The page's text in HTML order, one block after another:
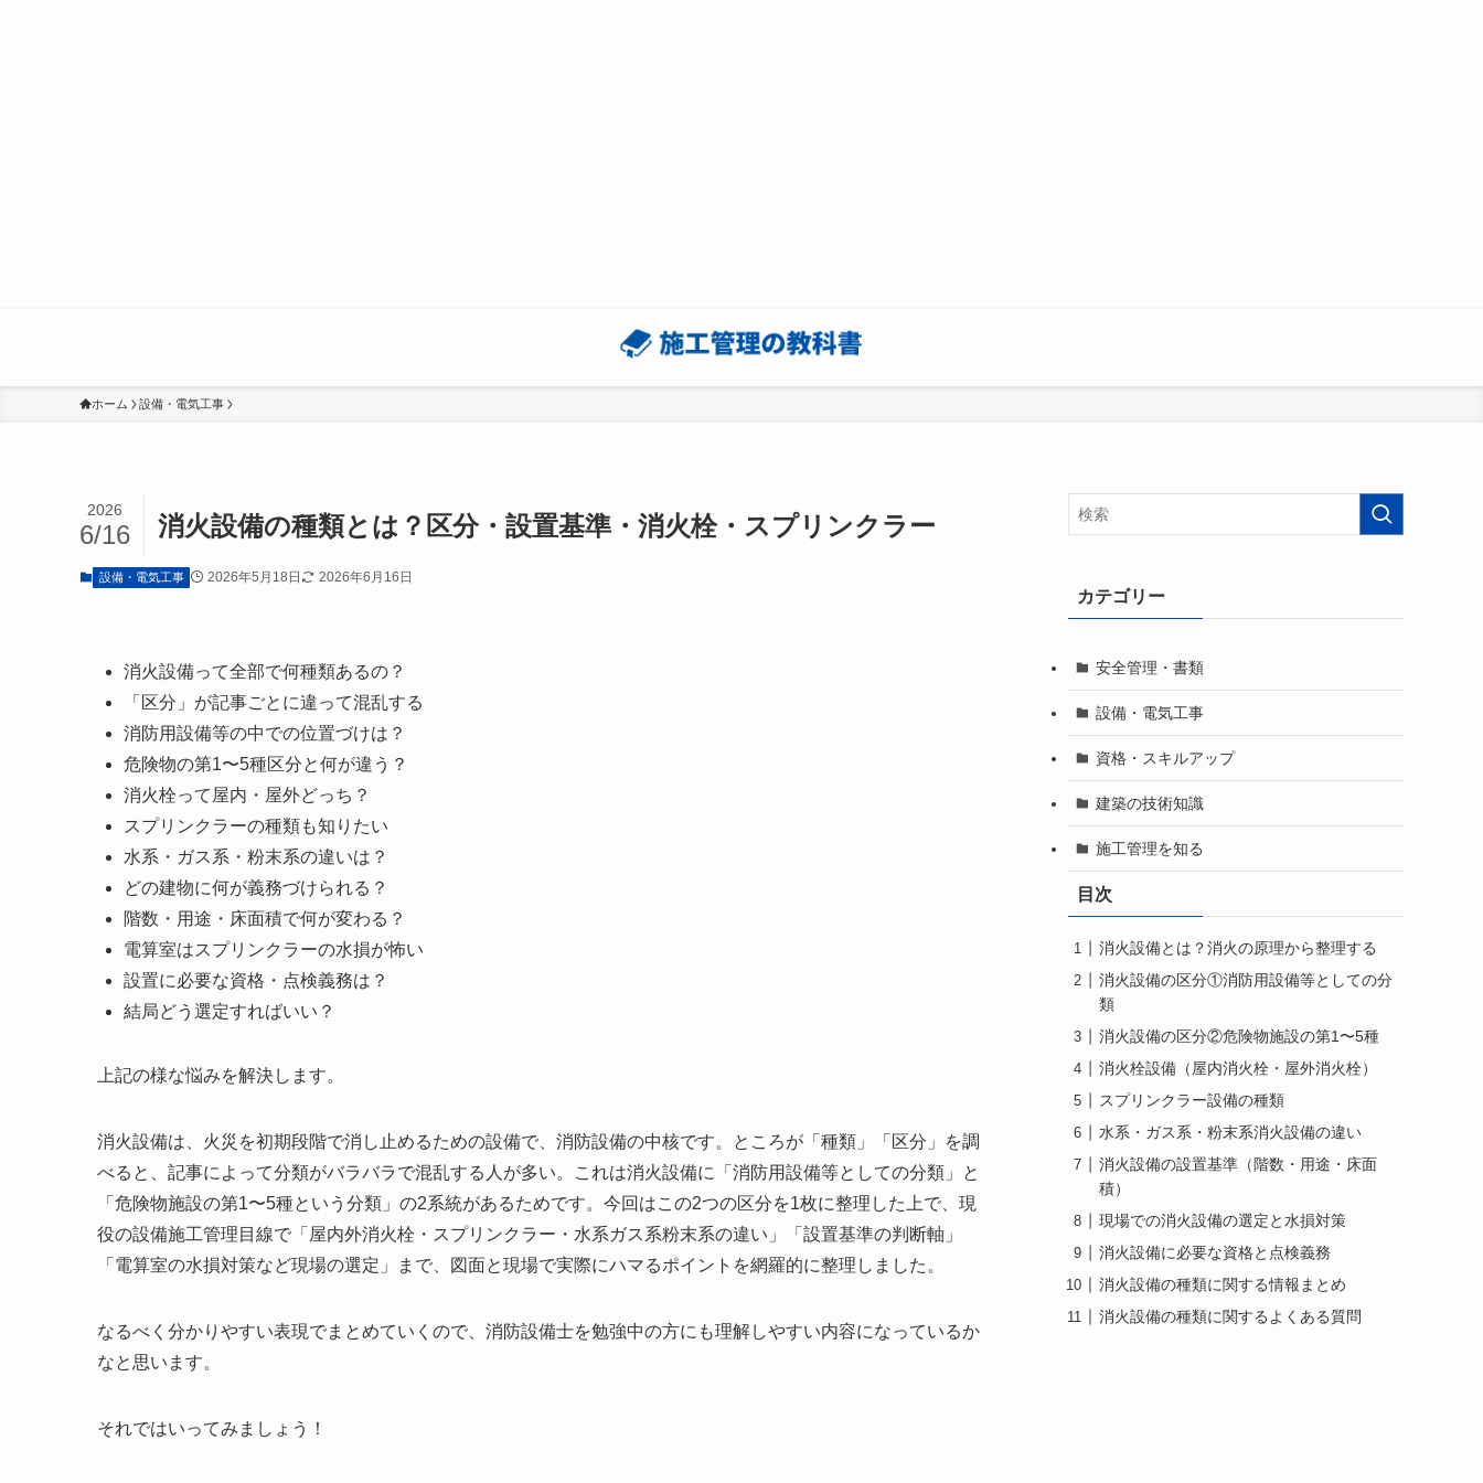
ホーム 設備・電気工事
消火設備の種類とは？区分・設置基準・消火栓・スプリンクラー
2026
6/16
設備・電気工事 2026年5月18日 2026年6月16日
消火設備って全部で何種類あるの？
「区分」が記事ごとに違って混乱する
消防用設備等の中での位置づけは？
危険物の第1〜5種区分と何が違う？
消火栓って屋内・屋外どっち？
スプリンクラーの種類も知りたい
水系・ガス系・粉末系の違いは？
どの建物に何が義務づけられる？
階数・用途・床面積で何が変わる？
電算室はスプリンクラーの水損が怖い
設置に必要な資格・点検義務は？
結局どう選定すればいい？
上記の様な悩みを解決します。
消火設備は、火災を初期段階で消し止めるための設備で、消防設備の中核です。ところが「種類」「区分」を調
べると、記事によって分類がバラバラで混乱する人が多い。これは消火設備に「消防用設備等としての分類」と
「危険物施設の第1〜5種という分類」の2系統があるためです。今回はこの2つの区分を1枚に整理した上で、現
役の設備施工管理目線で「屋内外消火栓・スプリンクラー・水系ガス系粉末系の違い」「設置基準の判断軸」
「電算室の水損対策など現場の選定」まで、図面と現場で実際にハマるポイントを網羅的に整理しました。
なるべく分かりやすい表現でまとめていくので、消防設備士を勉強中の方にも理解しやすい内容になっているか
なと思います。
それではいってみましょう！
カテゴリー
安全管理・書類
設備・電気工事
資格・スキルアップ
建築の技術知識
施工管理を知る
目次
消火設備とは？消火の原理から整理する
消火設備の区分①消防用設備等としての分
類
消火設備の区分②危険物施設の第1〜5種
消火栓設備（屋内消火栓・屋外消火栓）
スプリンクラー設備の種類
水系・ガス系・粉末系消火設備の違い
消火設備の設置基準（階数・用途・床面
積）
現場での消火設備の選定と水損対策
消火設備に必要な資格と点検義務
消火設備の種類に関する情報まとめ
消火設備の種類に関するよくある質問